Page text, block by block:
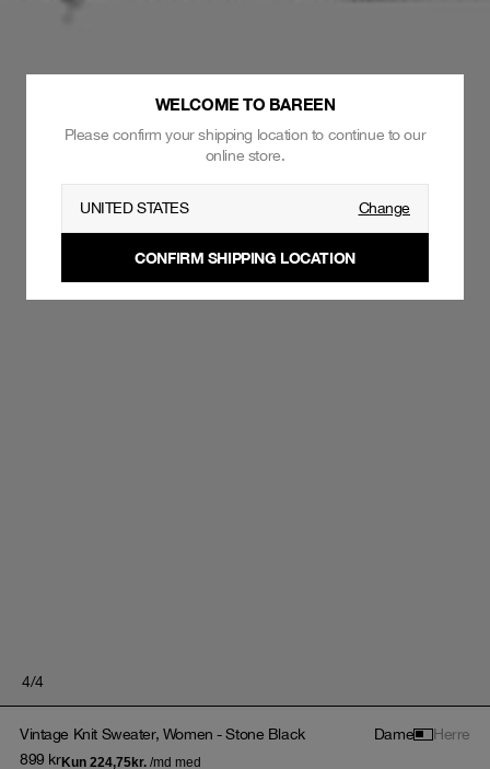
4/4
Vintage Knit Sweater, Women - Stone Black Dame
Herre
899 kr
WELCOME TO BAREEN
Please confirm your shipping location to continue to our
online store.
UNITED STATES Change
CONFIRM SHIPPING LOCATION